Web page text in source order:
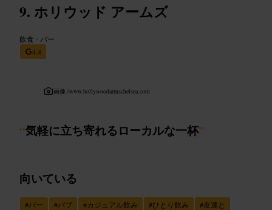
ホリウッド アームズ
飲食 • バー
4.4
画像 /www.hollywoodarmschelsea.com
“気軽に立ち寄れるローカルな一杯”
向いている
#バー #パブ #カジュアル飲み #ひとり飲み #友達と